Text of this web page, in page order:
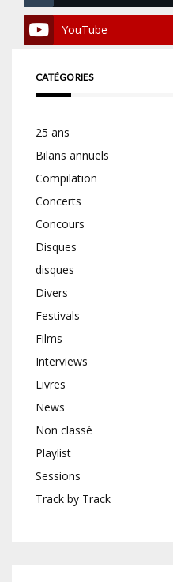
YouTube
CATÉGORIES
25 ans
Bilans annuels
Compilation
Concerts
Concours
Disques
disques
Divers
Festivals
Films
Interviews
Livres
News
Non classé
Playlist
Sessions
Track by Track